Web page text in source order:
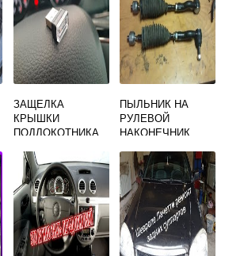
ЗАЩЕЛКА
КРЫШКИ
ПОДЛОКОТНИКА
LACETTI
ПЫЛЬНИК НА
РУЛЕВОЙ
НАКОНЕЧНИК
ЛАЧЕТТИ